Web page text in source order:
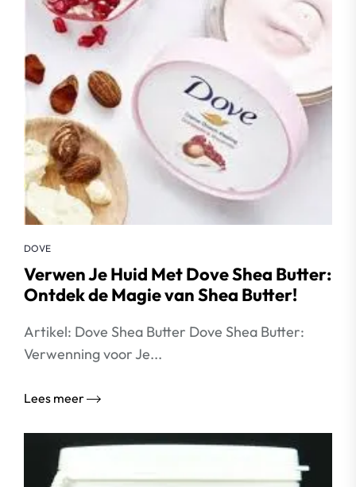
DOVE
Verwen Je Huid Met Dove Shea Butter:
Ontdek de Magie van Shea Butter!
Artikel: Dove Shea Butter Dove Shea Butter:
Verwenning voor Je...
Lees meer